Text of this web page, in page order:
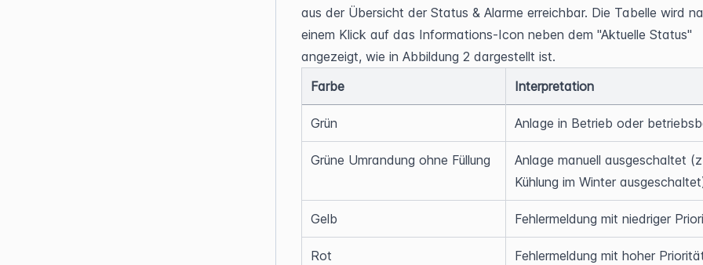
aus der Übersicht der Status & Alarme erreichbar. Die Tabelle wird
einem Klick auf das Informations-Icon neben dem "Aktuelle Status"
angezeigt, wie in Abbildung 2 dargestellt ist.
Farbe
Interpretation
Grün Anlage in Betrieb oder
Grüne Umrandung ohne Füllung
Anlage manuell ausgeschaltet
Kühlung im Winter
Gelb Fehlermeldung mit niedriger
Rot Fehlermeldung mit hoher